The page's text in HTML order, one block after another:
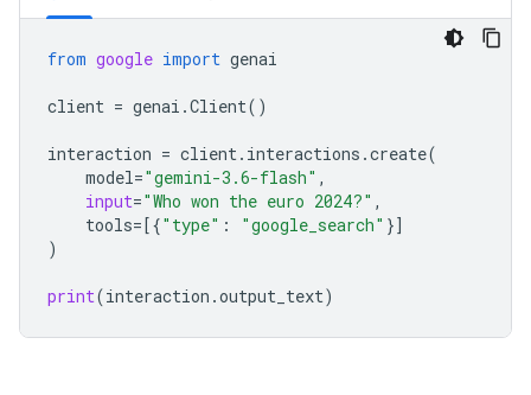
from google import genai
client = genai .Client()
interaction = client. interactions .create(
model="gemini-3.6-flash" ,
input="Who won the euro 2024?" ,
tools=[{"type" : "google_search" }]
)
print(interaction .output_text)